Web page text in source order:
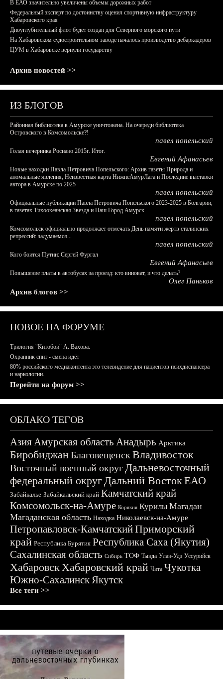
В ЕАО значительно увеличены объемы дорожных работ
Федеральный эксперт по достоинству оценил спортивную инфраструктуру
Хабаровского края
Дноуглубительный флот будет создан для Северного морского пути
На Хабаровском судостроительном заводе началось производство дебаркадеров
ЦУМ в Хабаровске вернули государству
Архив новостей >>
ИЗ БЛОГОВ
Районная библиотека в Амурске уничтожена. На очереди библиотека
Островского в Комсомольске?!
павел попельский
Голая вечеринка Роснано 2015г. Итог.
Евгений Афанасьев
Новые находки Павла Петровича Попельского: Архив газеты Природа и
аномальные явления, Неизвестная карта НижнеАмурЛага и Последние выставки
автора в Амурске по 2025
павел попельский
Официальные публикации Павла Петровича Попельского 2023-2025 в Болгарии,
в газетах Тихоокеанская Звезда и Наш Город Амурск
павел попельский
Комсомольск официально продолжает отмечать День памяти жертв сталинских
репрессий: задумаемся...
павел попельский
Кого боится Путин: Сергей Фургал
Евгений Афанасьев
Повышение платы в автобусах за проезд: кто виноват, и что делать?
Олег Паньков
Архив блогов >>
НОВОЕ НА ФОРУМЕ
Трилогия "Китобои" А. Вахова.
Охранник спит - смена идёт
80% российского медиаконтента это телевидение для пациентов психдиспансера
и наркологии.
Перейти на форум >>
ОБЛАКО ТЕГОВ
АзияАмурская область Анадырь Арктика
БиробиджанБлаговещенскВладивосток
Восточный военный округДальневосточный
федеральный округДальний ВостокЕАО
Забайкалье Забайкальский край Камчатский край
Комсомольск-на-Амуре Корякия Курилы Магадан
Магаданская область Находка Николаевск-на-Амуре
Петропавловск-КамчатскийПриморский
край Республика Бурятия Республика Саха (Якутия)
Сахалинская область Сибирь ТОФ Тында Улан-Удэ Уссурийск
ХабаровскХабаровский край Чита Чукотка
Южно-СахалинскЯкутск
Все теги >>